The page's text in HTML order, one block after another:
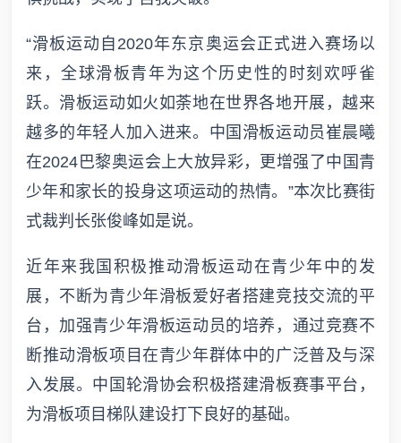
“滑板运动自2020年东京奥运会正式进入赛场以
来，全球滑板青年为这个历史性的时刻欢呼雀
跃。滑板运动如火如荼地在世界各地开展，越来
越多的年轻人加入进来。中国滑板运动员崔晨曦
在2024巴黎奥运会上大放异彩，更增强了中国青
少年和家长的投身这项运动的热情。”本次比赛街
式裁判长张俊峰如是说。
近年来我国积极推动滑板运动在青少年中的发
展，不断为青少年滑板爱好者搭建竞技交流的平
台，加强青少年滑板运动员的培养，通过竞赛不
断推动滑板项目在青少年群体中的广泛普及与深
入发展。中国轮滑协会积极搭建滑板赛事平台，
为滑板项目梯队建设打下良好的基础。